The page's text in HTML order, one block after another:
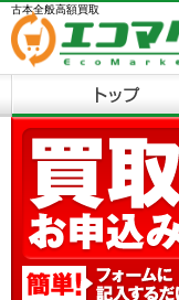
古本全般高額買取